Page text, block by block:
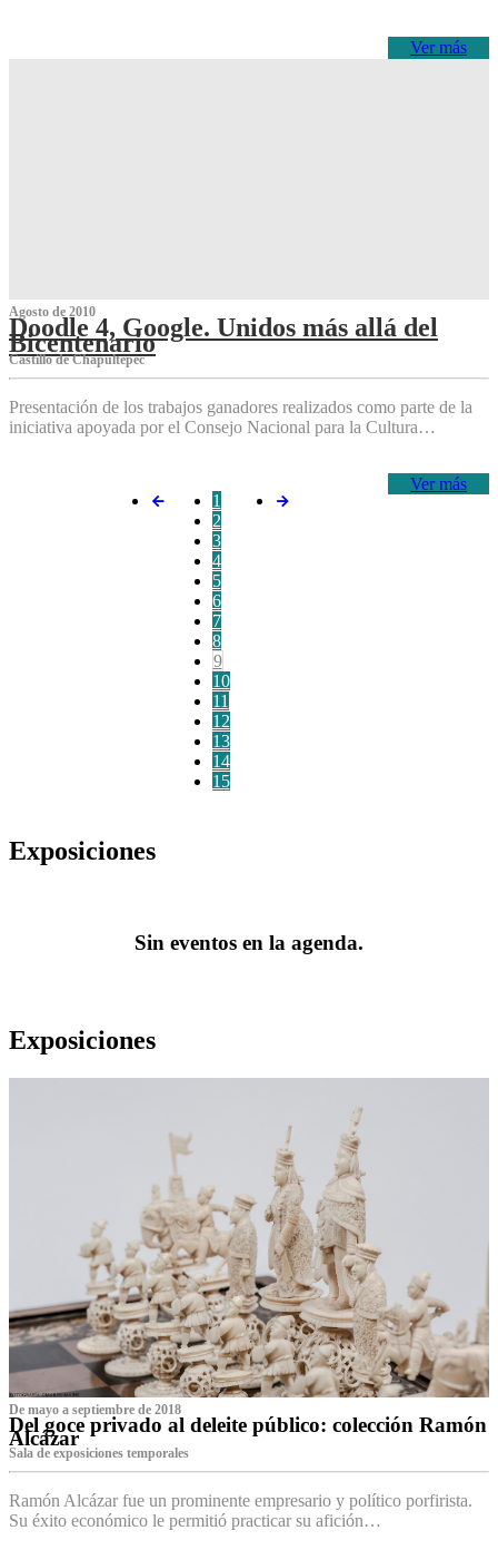
Ver más
Agosto de 2010
Doodle 4, Google. Unidos más allá del
Bicentenario
Castillo de Chapultepec
Presentación de los trabajos ganadores realizados como parte de la
iniciativa apoyada por el Consejo Nacional para la Cultura…
Ver más
1
2
3
4
5
6
7
8
9
10
11
12
13
14
15
Exposiciones
Sin eventos en la agenda.
Exposiciones
De mayo a septiembre de 2018
Del goce privado al deleite público: colección Ramón
Alcázar
Sala de exposiciones temporales
Ramón Alcázar fue un prominente empresario y político porfirista.
Su éxito económico le permitió practicar su afición…